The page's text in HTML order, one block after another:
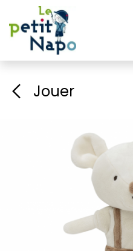
Se rendre au
Jouer